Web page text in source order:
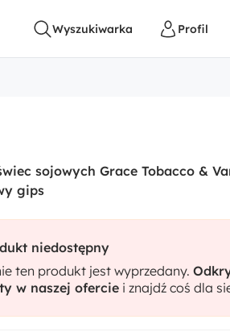
sojowych Grace Tobacco &
gips
niedostępny
ten produkt jest wyprzedany.
w naszej ofercie i znajdź coś dla